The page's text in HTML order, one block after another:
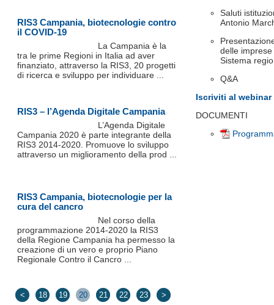
Saluti
Antonio
delle
Sistema
Q&A
Iscriviti al webinar
DOCUMENTI
RIS3 Campania, biotecnologie contro
il COVID-19
La Campania è la
tra le prime Regioni in Italia ad aver
finanziato, attraverso la RIS3, 20 progetti
di ricerca e sviluppo per individuare ...
RIS3 – l’Agenda Digitale Campania
L’Agenda Digitale
Campania 2020 è parte integrante della
RIS3 2014-2020. Promuove lo sviluppo
attraverso un miglioramento della prod ...
RIS3 Campania, biotecnologie per la
cura del cancro
Nel corso della
programmazione 2014-2020 la RIS3
della Regione Campania ha permesso la
creazione di un vero e proprio Piano
Regionale Contro il Cancro ...
< 18 19 20 21 22 23 >